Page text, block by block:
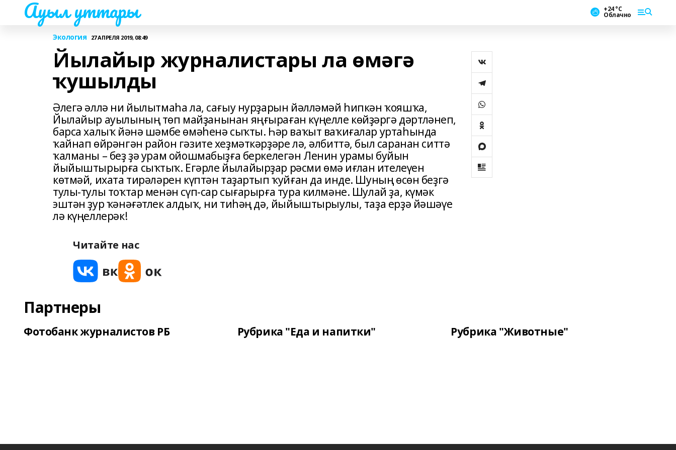
Ауыл уттары +24 °С
Облачно
Экология 27 АПРЕЛЯ 2019, 08:49
Йылайыр журналистары ла өмәгә
ҡушылды
Әлегә әллә ни йылытмаһа ла, сағыу нурҙарын йәлләмәй һипкән ҡояшҡа,
Йылайыр ауылының төп майҙанынан яңғыраған күңелле көйҙәргә дәртләнеп,
барса халыҡ йәнә шәмбе өмәһенә сыҡты. Һәр ваҡыт ваҡиғалар уртаһында
ҡайнап өйрәнгән район гәзите хеҙмәткәрҙәре лә, әлбиттә, был саранан ситтә
ҡалманы – беҙ ҙә урам ойошмабыҙға беркелегән Ленин урамы буйын
йыйыштырырға сыҡтыҡ. Егәрле йылайырҙар рәсми өмә иғлан ителеүен
көтмәй, ихата тирәләрен күптән таҙартып ҡуйған да инде. Шуның өсөн беҙгә
тулы-тулы тоҡтар менән сүп-сар сығарырға тура килмәне. Шулай ҙа, күмәк
эштән ҙур ҡәнәғәтлек алдыҡ, ни тиһәң дә, йыйыштырыулы, таҙа ерҙә йәшәүе
лә күңеллерәк!
Читайте нас
Партнеры
Фотобанк журналистов РБ Рубрика "Еда и напитки" Рубрика "Животные"